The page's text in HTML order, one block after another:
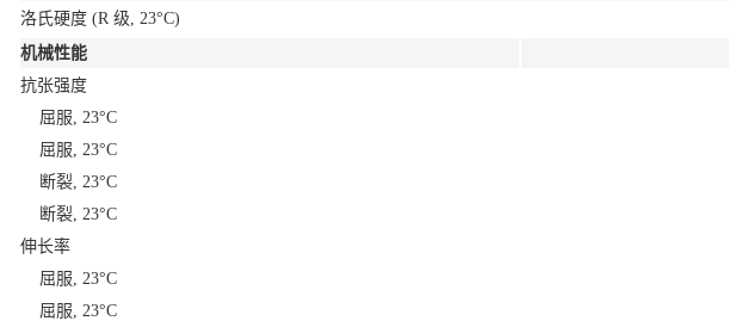
洛氏硬度 (R 级, 23°C)
机械性能
抗张强度
屈服, 23°C
屈服, 23°C
断裂, 23°C
断裂, 23°C
伸长率
屈服, 23°C
屈服, 23°C